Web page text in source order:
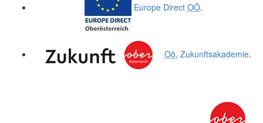
Europe Direct OÖ.
Oö. Zukunftsakademie.